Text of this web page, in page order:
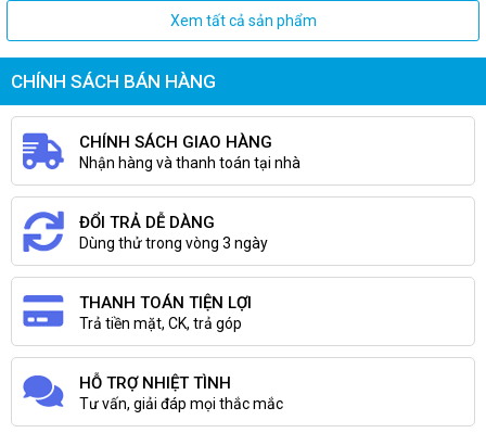
trong các cuộc họp gặp khách hàng đều sẽ được đáp ứng một cách
hiệu quả.
Sản phẩm
Máy tính xách tay
Tên Hãng
HP
Model
15s-fq1106TU 193Q2PA
Bộ VXL
Core i3 1005G1 1.2Ghz-4Mb
Cạc đồ họa
Intel Graphics 620
Bộ nhớ
4Gb (DDR4-2400 SDRAM (1 x 4GB)/ 2 slots)
Ổ cứng/ Ổ đĩa
quang
256GB SSD M.2 NVMe
Màn hình
15.6Inch
Kết nối
802.11ac (1x1) Wi-Fi® and Bluetooth® 4.2 combo
1 USB 3.1 Gen 1 Type-C™ (Data Transfer Only, 5
Xem tất cả sản phẩm
CHÍNH SÁCH BÁN HÀNG
CHÍNH SÁCH GIAO HÀNG
Nhận hàng và thanh toán tại nhà
ĐỔI TRẢ DỄ DÀNG
Dùng thử trong vòng 3 ngày
THANH TOÁN TIỆN LỢI
Trả tiền mặt, CK, trả góp
HỖ TRỢ NHIỆT TÌNH
Tư vấn, giải đáp mọi thắc mắc